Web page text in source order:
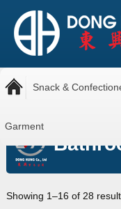
Snack &
Garment
Showing 1–16 of 28